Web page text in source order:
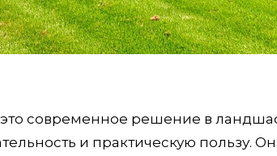
это современное решение в
и практическую пользу.